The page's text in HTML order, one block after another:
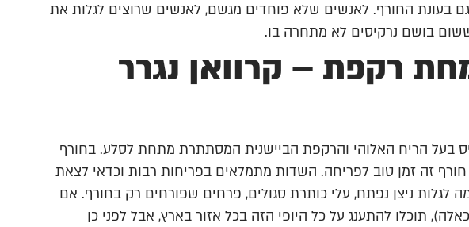
בעונת החורף. לאנשים שלא פוחדים מגשם, לאנשים שרוצים לגלות את
בושם נרקיסים לא מתחרה בו.
רקפת – קרוואן נגרר
בעל הריח האלוהי והרקפת הביישנית המסתתרת מתחת לסלע. בחורף
זה זמן טוב לפריחה. השדות מתמלאים בפריחות רבות וכדאי לצאת
לגלות ניצן נפתח, עלי כותרת סגולים, פרחים שפורחים רק בחורף. אם
תוכלו להתענג על כל היופי הזה בכל אזור בארץ, אבל לפני כן